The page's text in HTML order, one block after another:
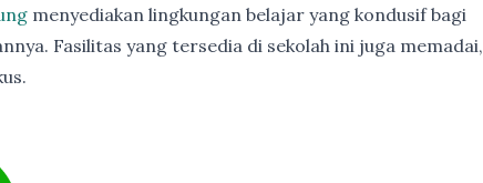
menyediakan lingkungan belajar yang kondusif bagi
Fasilitas yang tersedia di sekolah ini juga memadai,